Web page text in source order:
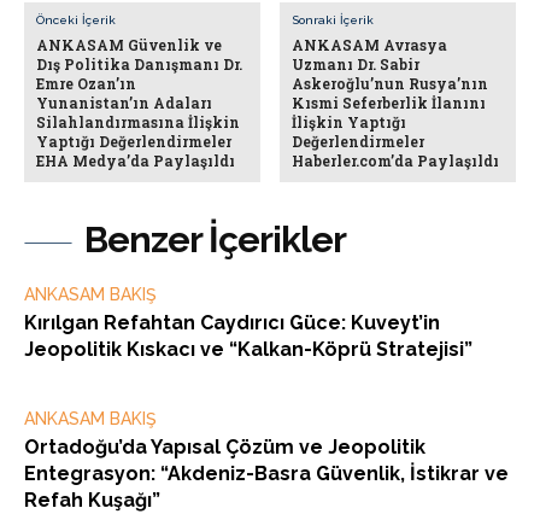
Benzer İçerikler
ANKASAM BAKIŞ
Kırılgan Refahtan Caydırıcı Güce: Kuveyt’in
Jeopolitik Kıskacı ve “Kalkan-Köprü Stratejisi”
ANKASAM BAKIŞ
Ortadoğu’da Yapısal Çözüm ve Jeopolitik
Entegrasyon: “Akdeniz-Basra Güvenlik, İstikrar ve
Refah Kuşağı”
Önceki İçerik
ANKASAM Güvenlik ve
Dış Politika Danışmanı Dr.
Emre Ozan’ın
Yunanistan’ın Adaları
Silahlandırmasına İlişkin
Yaptığı Değerlendirmeler
EHA Medya’da Paylaşıldı
Sonraki İçerik
ANKASAM Avrasya
Uzmanı Dr. Sabir
Askeroğlu’nun Rusya’nın
Kısmi Seferberlik İlanını
İlişkin Yaptığı
Değerlendirmeler
Haberler.com’da Paylaşıldı